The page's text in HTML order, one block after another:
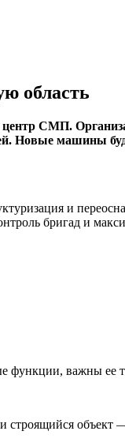
область
СМП.
Новые машины
и
бригад и
важны ее
объект